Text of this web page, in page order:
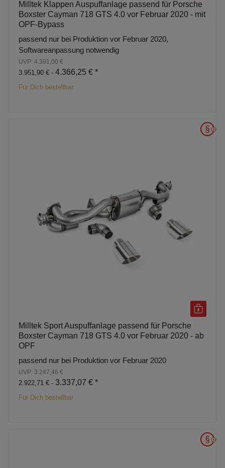
Milltek Klappen Auspuffanlage passend für Porsche
Boxster Cayman 718 GTS 4.0 vor Februar 2020 - mit
OPF-Bypass
passend nur bei Produktion vor Februar 2020,
Softwareanpassung notwendig
UVP: 4.391,00 €
3.951,90 € - 4.366,25 € *
Für Dich bestellbar
Milltek Sport Auspuffanlage passend für Porsche
Boxster Cayman 718 GTS 4.0 vor Februar 2020 - ab
OPF
passend nur bei Produktion vor Februar 2020
UVP: 3.247,46 €
2.922,71 € - 3.337,07 € *
Für Dich bestellbar